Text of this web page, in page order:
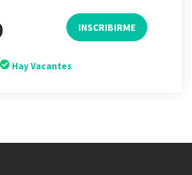
INSCRIBIRME
Hay Vacantes